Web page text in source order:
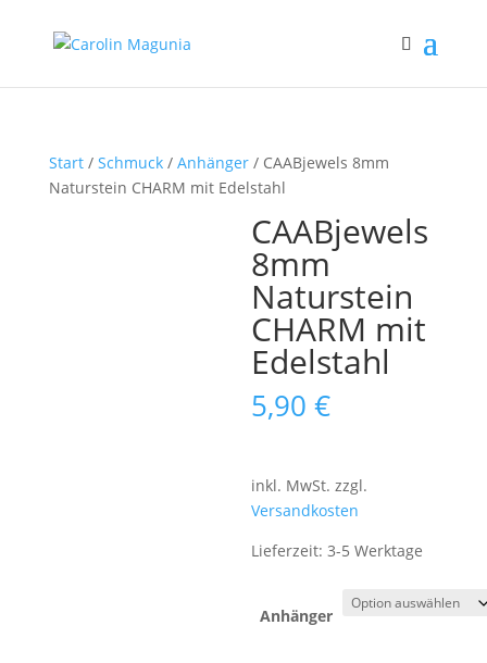
Start/ Schmuck/ Anhänger/ CAABjewels 8mm
Naturstein CHARM mit Edelstahl
CAABjewels
8mm
Naturstein
CHARM mit
Edelstahl
5,90€
inkl. MwSt. zzgl.
Versandkosten
Lieferzeit:3-5 Werktage
Anhänger